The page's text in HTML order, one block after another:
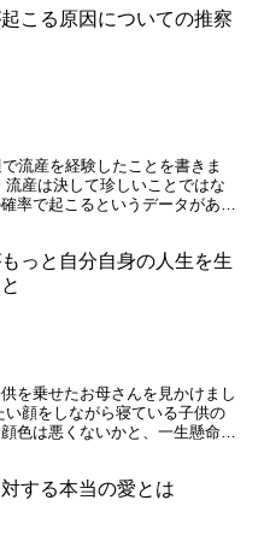
こる原因についての推察
流産を経験したことを書きま
産は決して珍しいことではな
率で起こるというデータがある
っと自分自身の人生を生
を乗せたお母さんを見かけまし
顔をしながら寝ている子供の
色は悪くないかと、一生懸命に
する本当の愛とは